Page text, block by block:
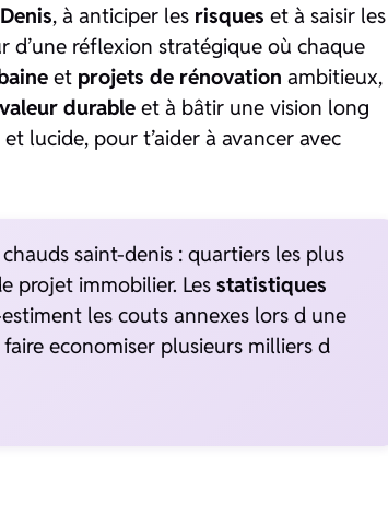
, à anticiper les risques et à saisir les
réflexion stratégique où chaque
et projets de rénovation ambitieux,
valeur durable et à bâtir une vision long
lucide, pour t’aider à avancer avec
saint-denis : quartiers les plus
projet immobilier. Les statistiques
les couts annexes lors d une
economiser plusieurs milliers d